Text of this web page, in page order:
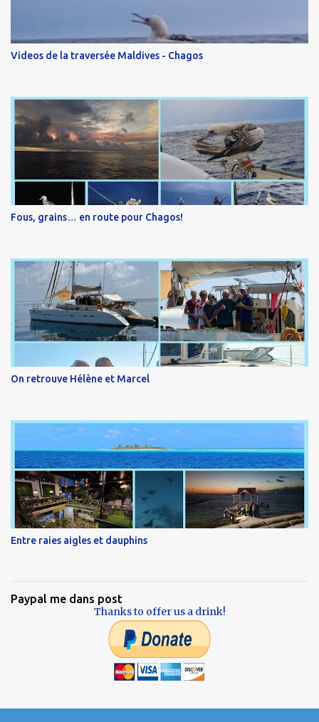
Videos de la traversée Maldives - Chagos
Fous, grains… en route pour Chagos!
On retrouve Hélène et Marcel
Entre raies aigles et dauphins
Paypal me dans post
Thanks to offer us a drink!